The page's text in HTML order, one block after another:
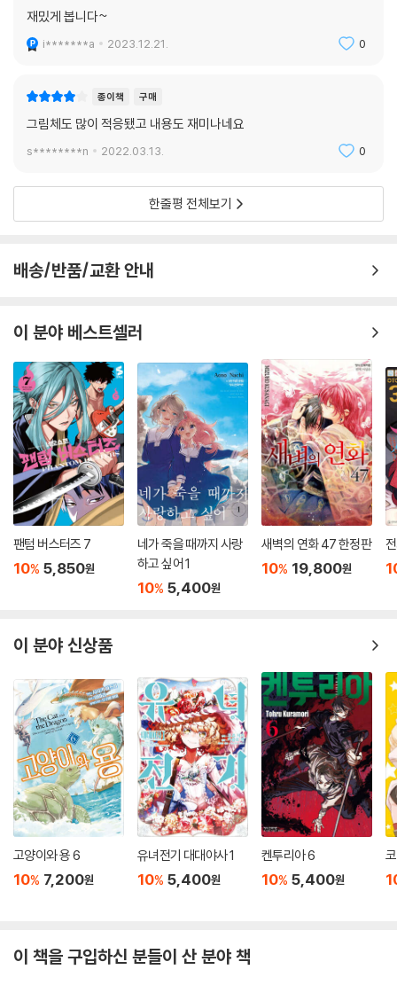
재밌게 봅니다~
i*******a 2023.12.21. 0
종이책 구매
그림체도 많이 적응됐고 내용도 재미나네요
s********n 2022.03.13. 0
한줄평 전체보기
배송/반품/교환 안내
이 분야 베스트셀러
팬텀 버스터즈 7
10% 5,850원
네가 죽을 때까지 사랑
하고 싶어 1
10% 5,400원
새벽의 연화 47 한정판
10% 19,800원
이 분야 신상품
고양이와 용 6
10% 7,200원
유녀전기 대대야사 1
10% 5,400원
켄투리아 6
10% 5,400원
이 책을 구입하신 분들이 산 분야 책